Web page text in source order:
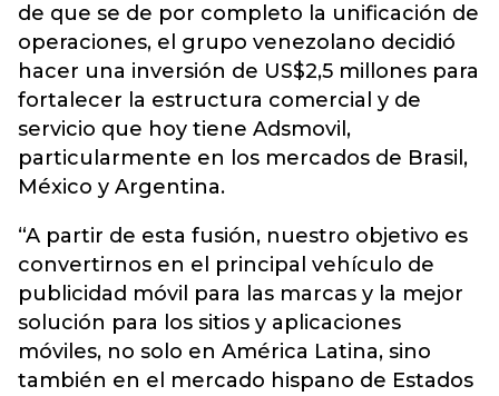
de que se de por completo la unificación de
operaciones, el grupo venezolano decidió
hacer una inversión de US$2,5 millones para
fortalecer la estructura comercial y de
servicio que hoy tiene Adsmovil,
particularmente en los mercados de Brasil,
México y Argentina.
“A partir de esta fusión, nuestro objetivo es
convertirnos en el principal vehículo de
publicidad móvil para las marcas y la mejor
solución para los sitios y aplicaciones
móviles, no solo en América Latina, sino
también en el mercado hispano de Estados